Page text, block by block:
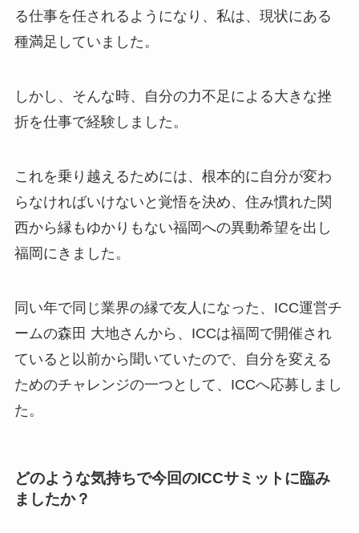
る仕事を任されるようになり、私は、現状にある
種満足していました。
しかし、そんな時、自分の力不足による大きな挫
折を仕事で経験しました。
これを乗り越えるためには、根本的に自分が変わ
らなければいけないと覚悟を決め、住み慣れた関
西から縁もゆかりもない福岡への異動希望を出し
福岡にきました。
同い年で同じ業界の縁で友人になった、ICC運営チ
ームの森田 大地さんから、ICCは福岡で開催され
ていると以前から聞いていたので、自分を変える
ためのチャレンジの一つとして、ICCへ応募しまし
た。
どのような気持ちで今回のICCサミットに臨み
ましたか？